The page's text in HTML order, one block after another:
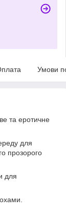
Умови
та еротичне
для
прозорого
для